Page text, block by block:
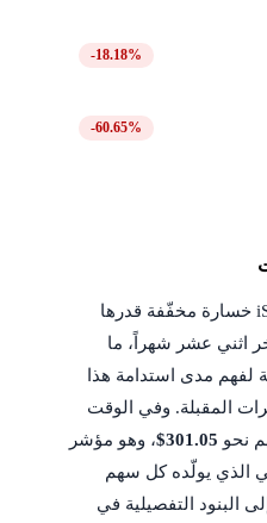
-18.18%
-60.65%
اثني عشر شهراً، ما
لفهم مدى استدامة هذا
المقبلة. وفي الوقت
نحو $301.05، وهو مؤشر
الذي يولّده كل سهم
البنود التفصيلية في